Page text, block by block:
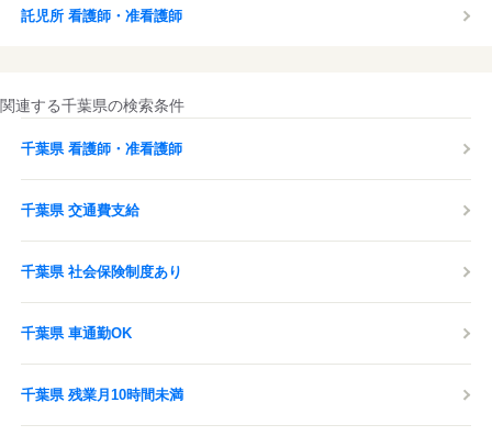
託児所 看護師・准看護師
関連する千葉県の検索条件
千葉県 看護師・准看護師
千葉県 交通費支給
千葉県 社会保険制度あり
千葉県 車通勤OK
千葉県 残業月10時間未満